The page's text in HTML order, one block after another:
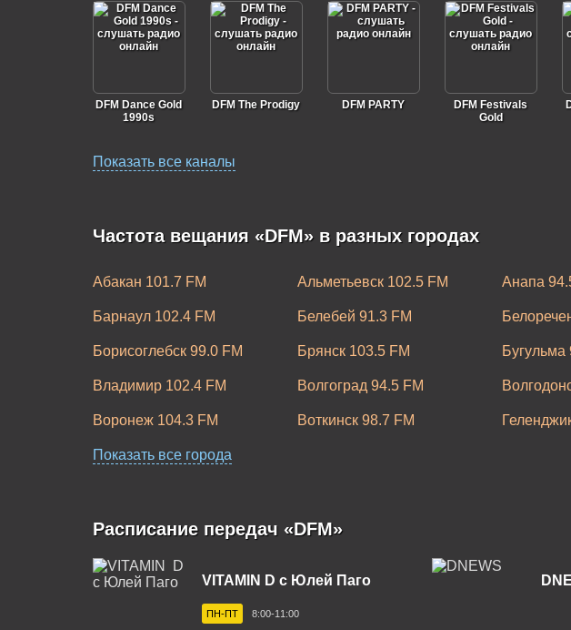
DFM Dance Gold
1990s
DFM The Prodigy DFM PARTY
DFM Festivals
Gold
Показать все каналы
Частота вещания «DFM» в разных городах
Абакан 101.7 FM Альметьевск 102.5 FM Анапа
Барнаул 102.4 FM Белебей 91.3 FM
Борисоглебск 99.0 FM Брянск 103.5 FM Бугульма
Владимир 102.4 FM Волгоград 94.5 FM
Воронеж 104.3 FM Воткинск 98.7 FM
Димитровград 100.8 FM
Кинешма 73 УКВ Кисловодск 100.0 FM
Крымск 106.1 FM
Магнитогорск 103.0 FM Майкоп 100.1 FM
Показать все города
Расписание передач «DFM»
VITAMIN D c Юлей Паго
ПН-ПТ 8:00-11:00